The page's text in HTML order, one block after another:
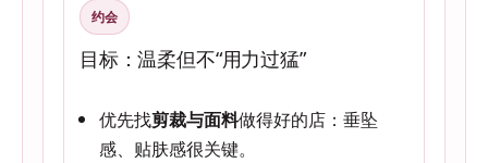
约会
目标：温柔但不“用力过猛”
优先找剪裁与面料做得好的店：垂坠
感、贴肤感很关键。